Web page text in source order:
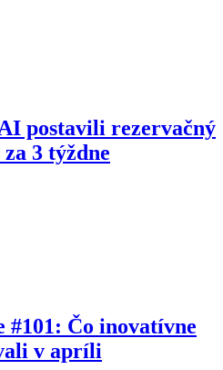
postavili rezervačný
3 týždne
Čo inovatívne
v apríli